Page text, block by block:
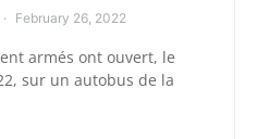
February 26, 2022
armés ont ouvert, le
sur un autobus de la